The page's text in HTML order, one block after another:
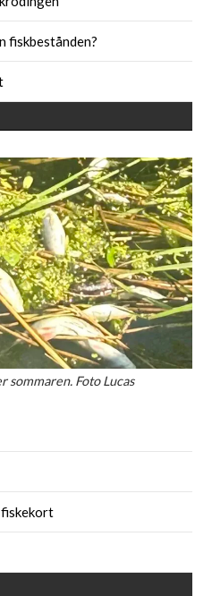
fiskbestånden?
sommaren. Foto Lucas